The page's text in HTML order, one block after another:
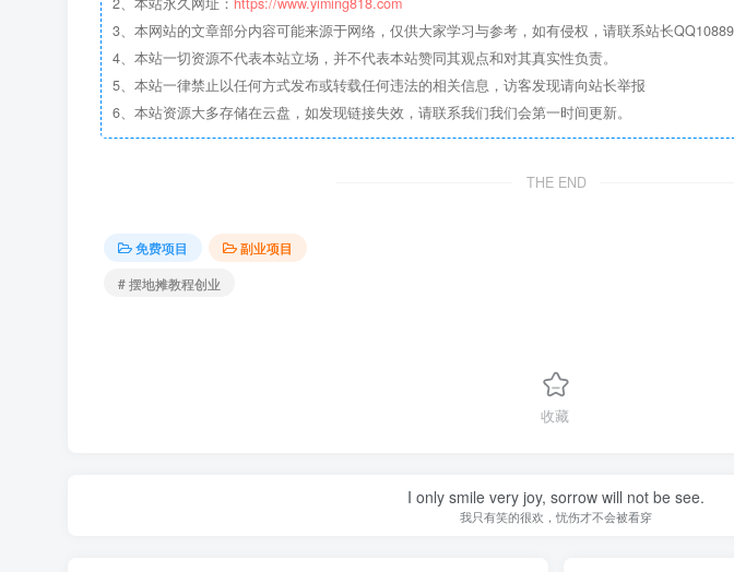
3、本网站的文章部分内容可能来源于网络，仅供大家学习与参考，如有侵权，请联系站长
4、本站一切资源不代表本站立场，并不代表本站赞同其观点和对其真实性负责。
5、本站一律禁止以任何方式发布或转载任何违法的相关信息，访客发现请向站长举报
6、本站资源大多存储在云盘，如发现链接失效，请联系我们我们会第一时间更新。
THE END
免费项目
副业项目
# 摆地摊教程创业
收藏
I only smile very joy, sorrow will not be see.
我只有笑的很欢，忧伤才不会被看穿